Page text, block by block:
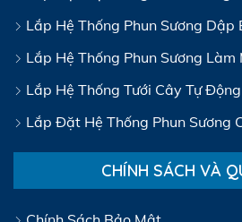
Lắp Hệ Thống Phun Sương Dập
Lắp Hệ Thống Phun Sương
Lắp Hệ Thống Tưới Cây Tự
Lắp Đặt Hệ Thống Phun Sương
CHÍNH SÁCH VÀ